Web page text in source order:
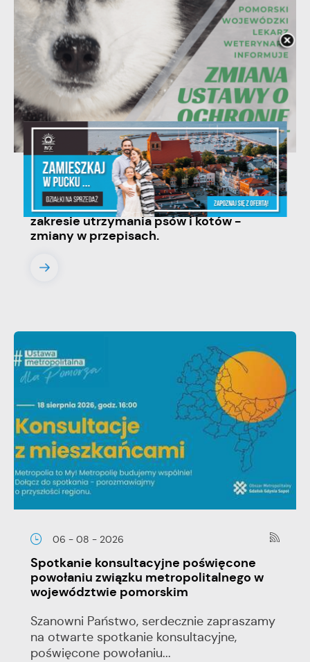
06 - 08 - 2026
Ustawa dotycząca ochrony zwięrząt w
zakresie utrzymania psów i kotów -
zmiany w przepisach.
06 - 08 - 2026
Spotkanie konsultacyjne poświęcone
powołaniu związku metropolitalnego w
województwie pomorskim
Szanowni Państwo, serdecznie zapraszamy
na otwarte spotkanie konsultacyjne,
poświęcone powołaniu...